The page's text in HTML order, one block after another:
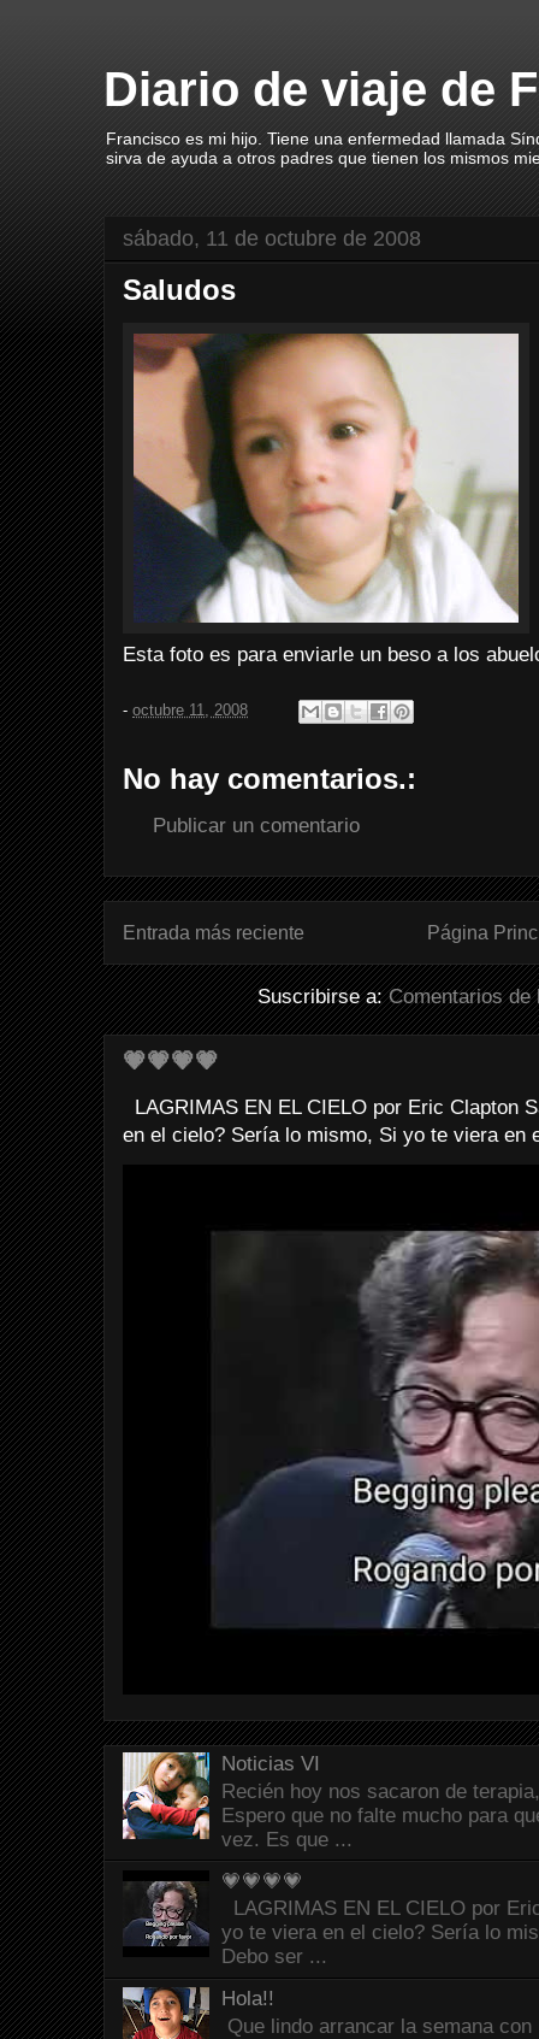
Diario de viaje de
Francisco es mi hijo. Tiene una enfermedad llamada
sirva de ayuda a otros padres que tienen los mismos
sábado, 11 de octubre de 2008
Saludos
Esta foto es para enviarle un beso a los
- octubre 11, 2008
No hay comentarios.:
Publicar un comentario
Entrada más reciente Página
Suscribirse a:Comentarios de
💗💗💗💗
LAGRIMAS EN EL CIELO por Eric Clapton
en el cielo? Sería lo mismo, Si yo te viera en
Noticias VI
Recién hoy nos sacaron de
Espero que no falte mucho para
vez. Es que ...
💗💗💗💗
LAGRIMAS EN EL CIELO por
yo te viera en el cielo? Sería lo
Debo ser ...
Hola!!
Que lindo arrancar la semana